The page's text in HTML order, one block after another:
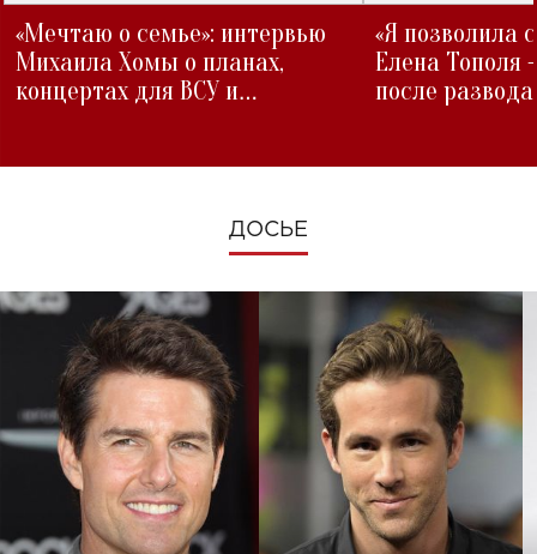
«Мечтаю о семье»: интервью
Михаила Хомы о планах,
концертах для ВСУ и
«Я позволила
Елена Тополя
после развода
ДОСЬЕ